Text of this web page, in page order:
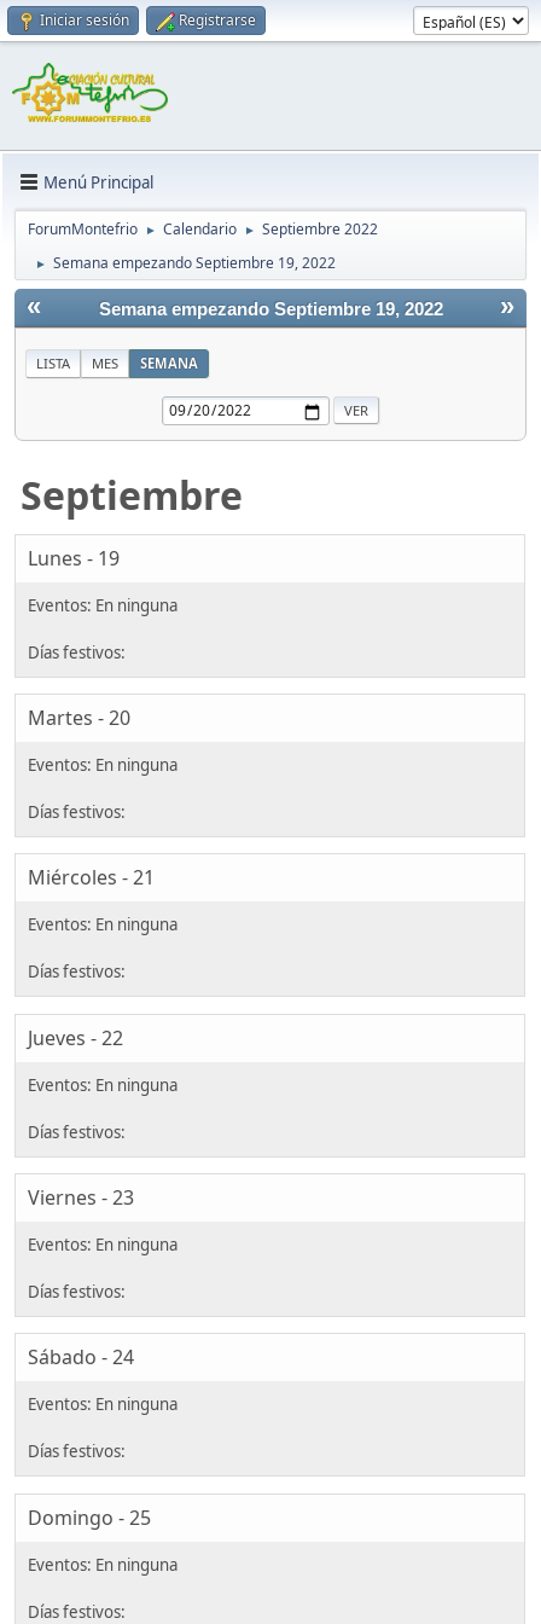
Iniciar sesión Registrarse
Menú Principal
ForumMontefrio ► Calendario ► Septiembre 2022
► Semana empezando Septiembre 19, 2022
« »
Semana empezando Septiembre 19, 2022
LISTA MES SEMANA
Septiembre
Lunes - 19
Martes - 20
Miércoles - 21
Jueves - 22
Viernes - 23
Sábado - 24
Domingo - 25